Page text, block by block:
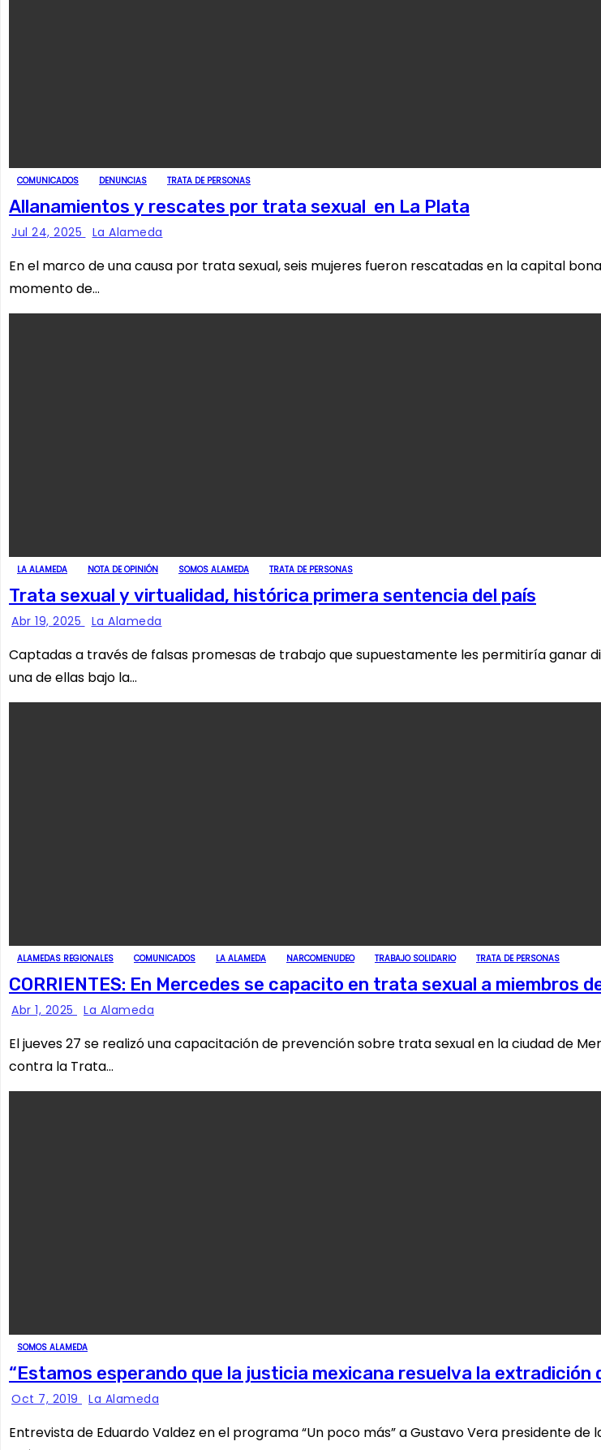
COMUNICADOS DENUNCIAS TRATA DE PERSONAS
Allanamientos y rescates por trata sexual en La Plata
Jul 24, 2025 La Alameda
En el marco de una causa por trata sexual, seis mujeres fueron rescatadas en la capital
momento de…
LA ALAMEDA NOTA DE OPINIÓN SOMOS ALAMEDA TRATA DE PERSONAS
Trata sexual y virtualidad, histórica primera sentencia del país
Abr 19, 2025 La Alameda
Captadas a través de falsas promesas de trabajo que supuestamente les permitiría ganar
una de ellas bajo la…
ALAMEDAS REGIONALES COMUNICADOS LA ALAMEDA NARCOMENUDEO TRABAJO SOLIDARIO TRATA DE PERSONAS
CORRIENTES: En Mercedes se capacito en trata sexual a miembros
Abr 1, 2025 La Alameda
El jueves 27 se realizó una capacitación de prevención sobre trata sexual en la ciudad de
contra la Trata…
SOMOS ALAMEDA
“Estamos esperando que la justicia mexicana resuelva la extradición
Oct 7, 2019 La Alameda
Entrevista de Eduardo Valdez en el programa “Un poco más” a Gustavo Vera presidente